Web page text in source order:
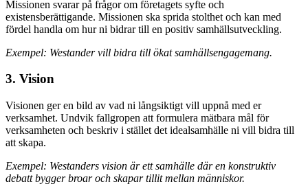
Missionen svarar på frågor om företagets syfte och
existensberättigande. Missionen ska sprida stolthet och kan med
fördel handla om hur ni bidrar till en positiv samhällsutveckling.
Exempel: Westander vill bidra till ökat samhällsengagemang.
3. Vision
Visionen ger en bild av vad ni långsiktigt vill uppnå med er
verksamhet. Undvik fallgropen att formulera mätbara mål för
verksamheten och beskriv i stället det idealsamhälle ni vill bidra till
att skapa.
Exempel: Westanders vision är ett samhälle där en konstruktiv
debatt bygger broar och skapar tillit mellan människor.